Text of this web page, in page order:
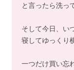
と言ったら洗っ
そして今日、い
寝してゆっくり
一つだけ買い忘